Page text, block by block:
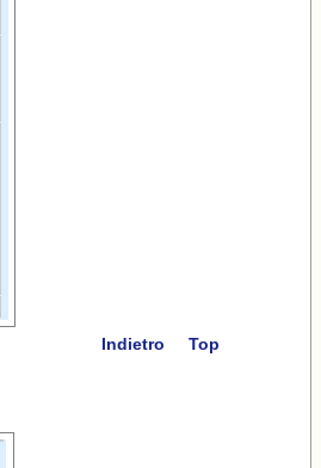
Indietro
Top